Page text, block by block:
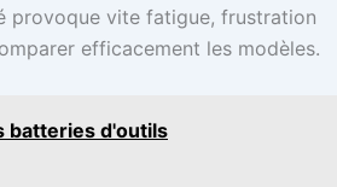
provoque vite fatigue, frustration
efficacement les modèles.
batteries d'outils